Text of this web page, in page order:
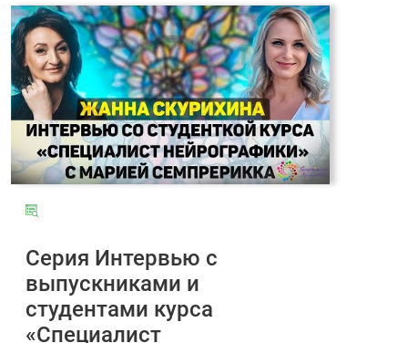
Серия Интервью с
выпускниками и
студентами курса
«Специалист